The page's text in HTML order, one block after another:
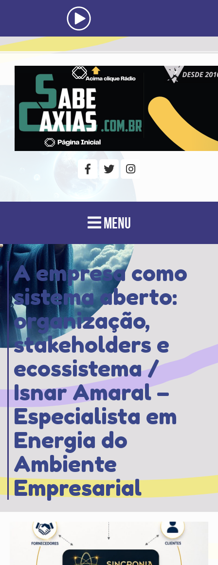
MENU
A empresa como
sistema aberto:
organização,
stakeholders e
ecossistema /
Isnar Amaral –
Especialista em
Energia do
Ambiente
Empresarial